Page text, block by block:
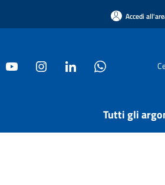
Accedi
Tutti gli